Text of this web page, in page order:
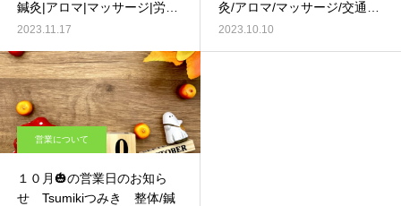
鍼灸|アロマ|マッサージ|労災
治療 ｰ 京都 伏見 –
2023.11.17
灸/アロマ/マッサージ/交通事
故治療 ｰ 京都 伏見 –
2023.10.10
営業について
１０月🎃の営業日のお知ら
せ Tsumikiつみき 整体/鍼